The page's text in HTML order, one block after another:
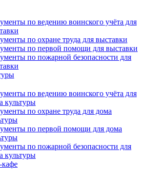
по ведению воинского учёта для
по охране труда для выставки
по первой помощи для выставки
по пожарной безопасности для
по ведению воинского учёта для
культуры
по охране труда для дома
по первой помощи для дома
по пожарной безопасности для
культуры
кафе